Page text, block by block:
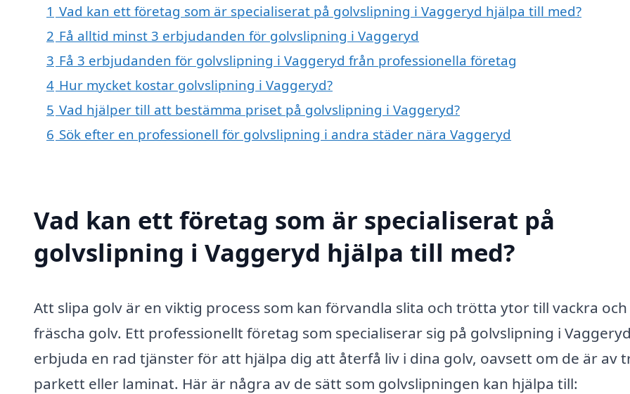
1 Vad kan ett företag som är specialiserat på golvslipning i Vaggeryd hjälpa till med?
2 Få alltid minst 3 erbjudanden för golvslipning i Vaggeryd
3 Få 3 erbjudanden för golvslipning i Vaggeryd från professionella företag
4 Hur mycket kostar golvslipning i Vaggeryd?
5 Vad hjälper till att bestämma priset på golvslipning i Vaggeryd?
6 Sök efter en professionell för golvslipning i andra städer nära Vaggeryd
Vad kan ett företag som är specialiserat på
golvslipning i Vaggeryd hjälpa till med?
Att slipa golv är en viktig process som kan förvandla slita och trötta ytor till vackra och
fräscha golv. Ett professionellt företag som specialiserar sig på golvslipning i
erbjuda en rad tjänster för att hjälpa dig att återfå liv i dina golv, oavsett om de är av
parkett eller laminat. Här är några av de sätt som golvslipningen kan hjälpa till: